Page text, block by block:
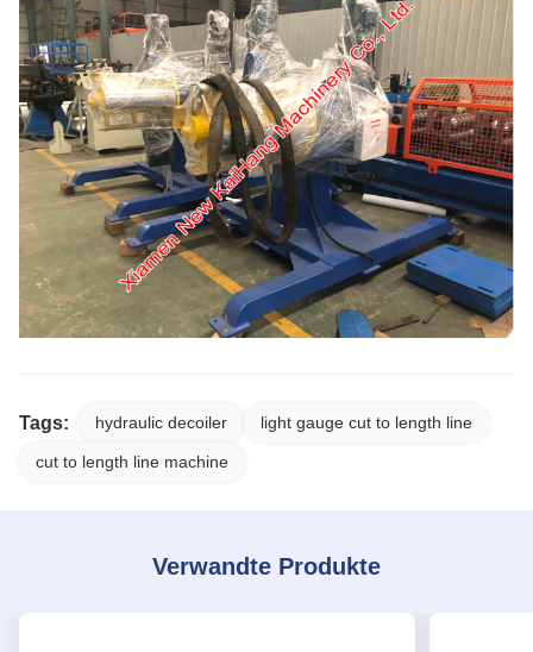
Tags: hydraulic decoiler light gauge cut to length line
cut to length line machine
Verwandte Produkte